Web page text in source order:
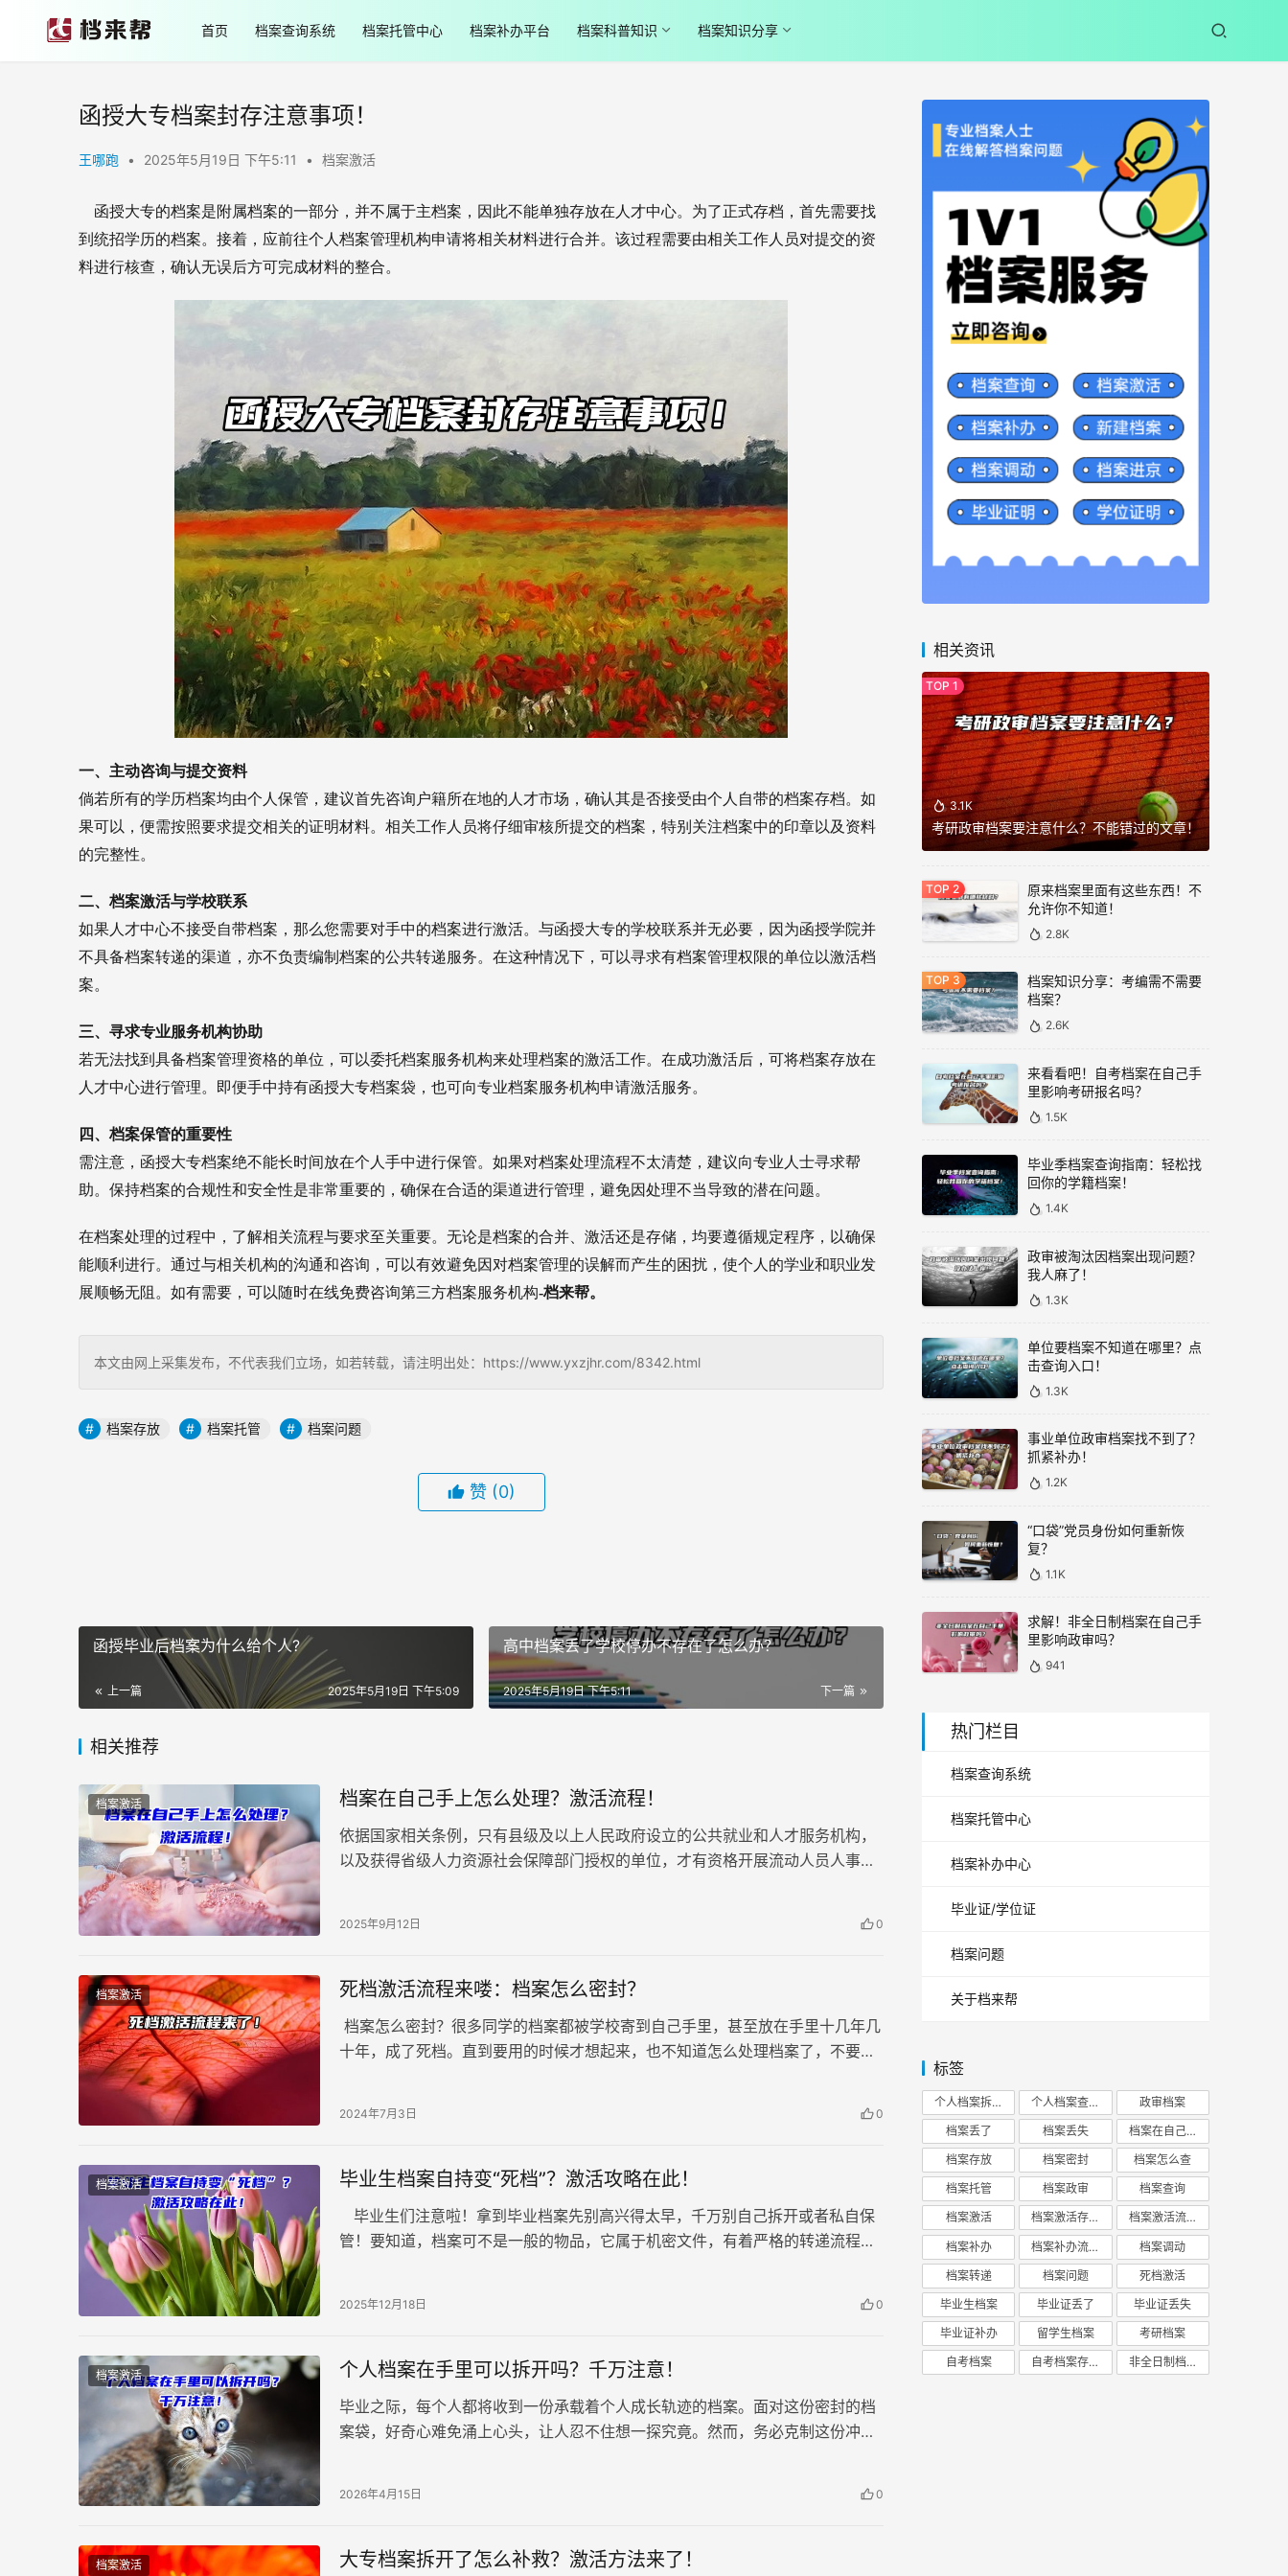
首页 档案查询系统 档案托管中心 档案补办平台 档案科普知识 档案知识分享
函授大专档案封存注意事项！
王哪跑 • 2025年5月19日 下午5:11 • 档案激活
函授大专的档案是附属档案的一部分，并不属于主档案，因此不能单独存放在人才中心。为了正式存档，首先需要找
到统招学历的档案。接着，应前往个人档案管理机构申请将相关材料进行合并。该过程需要由相关工作人员对提交的资
料进行核查，确认无误后方可完成材料的整合。
一、主动咨询与提交资料
倘若所有的学历档案均由个人保管，建议首先咨询户籍所在地的人才市场，确认其是否接受由个人自带的档案存档。如
果可以，便需按照要求提交相关的证明材料。相关工作人员将仔细审核所提交的档案，特别关注档案中的印章以及资料
的完整性。
二、档案激活与学校联系
如果人才中心不接受自带档案，那么您需要对手中的档案进行激活。与函授大专的学校联系并无必要，因为函授学院并
不具备档案转递的渠道，亦不负责编制档案的公共转递服务。在这种情况下，可以寻求有档案管理权限的单位以激活档
案。
三、寻求专业服务机构协助
若无法找到具备档案管理资格的单位，可以委托档案服务机构来处理档案的激活工作。在成功激活后，可将档案存放在
人才中心进行管理。即便手中持有函授大专档案袋，也可向专业档案服务机构申请激活服务。
四、档案保管的重要性
需注意，函授大专档案绝不能长时间放在个人手中进行保管。如果对档案处理流程不太清楚，建议向专业人士寻求帮
助。保持档案的合规性和安全性是非常重要的，确保在合适的渠道进行管理，避免因处理不当导致的潜在问题。
在档案处理的过程中，了解相关流程与要求至关重要。无论是档案的合并、激活还是存储，均要遵循规定程序，以确保
能顺利进行。通过与相关机构的沟通和咨询，可以有效避免因对档案管理的误解而产生的困扰，使个人的学业和职业发
展顺畅无阻。如有需要，可以随时在线免费咨询第三方档案服务机构-档来帮。
本文由网上采集发布，不代表我们立场，如若转载，请注明出处：https://www.yxzjhr.com/8342.html
档案存放 档案托管 档案问题
赞 (0)
函授毕业后档案为什么给个人?
上一篇 2025年5月19日 下午5:09
高中档案丢了学校停办不存在了怎么办？
下一篇
2025年5月19日 下午5:11
相关推荐
档案激活 档案在自己手上怎么处理？激活流程！
依据国家相关条例，只有县级及以上人民政府设立的公共就业和人才服务机构，
以及获得省级人力资源社会保障部门授权的单位，才有资格开展流动人员人事档
2025年9月12日 0
档案激活 死档激活流程来喽：档案怎么密封？
档案怎么密封？很多同学的档案都被学校寄到自己手里，甚至放在手里十几年几
十年，成了死档。直到要用的时候才想起来，也不知道怎么处理档案了，不要担
2024年7月3日 0
档案激活 毕业生档案自持变“死档”？激活攻略在此！
毕业生们注意啦！拿到毕业档案先别高兴得太早，千万别自己拆开或者私自保
管！要知道，档案可不是一般的物品，它属于机密文件，有着严格的转递流程。
2025年12月18日 0
档案激活 个人档案在手里可以拆开吗？千万注意！
毕业之际，每个人都将收到一份承载着个人成长轨迹的档案。面对这份密封的档
案袋，好奇心难免涌上心头，让人忍不住想一探究竟。然而，务必克制这份冲
2026年4月15日 0
档案激活 大专档案拆开了怎么补救？激活方法来了！
相关资讯
3.1K
考研政审档案要注意什么？不能错过的文章！
原来档案里面有这些东西！不
允许你不知道！
2.8K
档案知识分享：考编需不需要
档案？
2.6K
来看看吧！自考档案在自己手
里影响考研报名吗？
1.5K
毕业季档案查询指南：轻松找
回你的学籍档案！
1.4K
政审被淘汰因档案出现问题？
我人麻了！
1.3K
单位要档案不知道在哪里？点
击查询入口！
1.3K
事业单位政审档案找不到了？
抓紧补办！
1.2K
“口袋”党员身份如何重新恢
复？
1.1K
求解！非全日制档案在自己手
里影响政审吗？
941
热门栏目
档案查询系统
档案托管中心
档案补办中心
毕业证/学位证
档案问题
关于档来帮
标签
个人档案拆开 个人档案查询 政审档案
档案丢了 档案丢失 档案在自己手里
档案存放 档案密封 档案怎么查
档案托管 档案政审 档案查询
档案激活 档案激活存放 档案激活流程
档案补办 档案补办流程 档案调动
档案转递 档案问题 死档激活
毕业生档案 毕业证丢了 毕业证丢失
毕业证补办 留学生档案 考研档案
自考档案 自考档案存放 非全日制档案